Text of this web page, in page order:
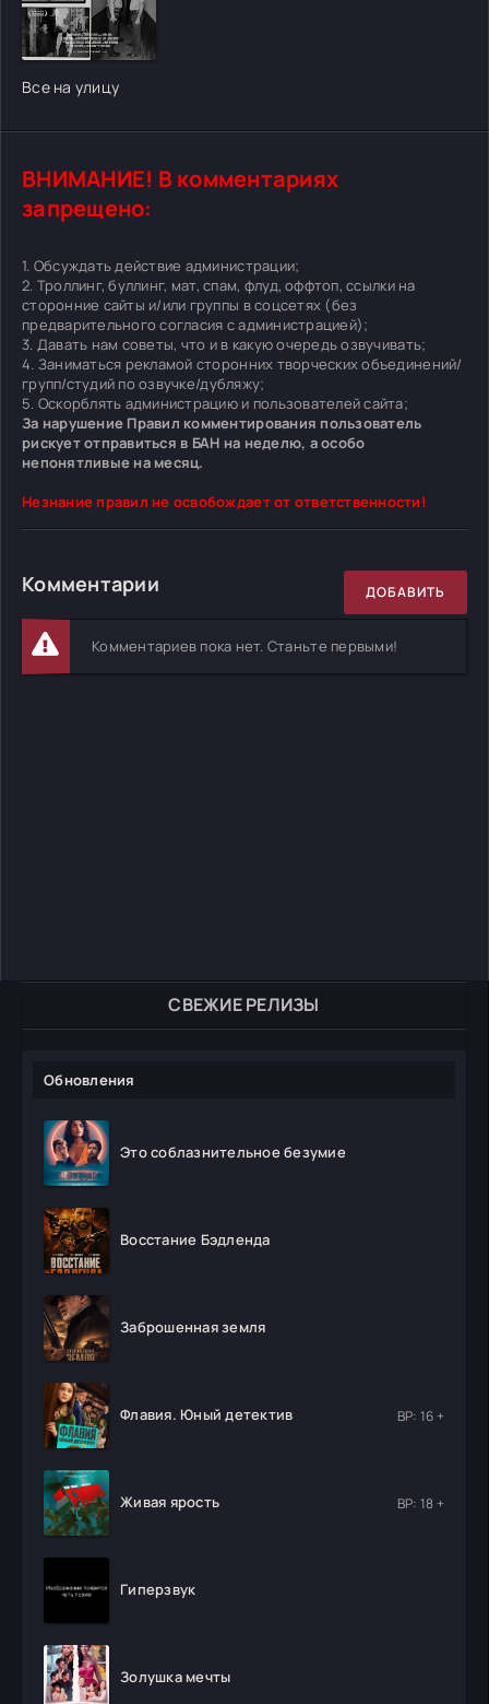
СВЕЖИЕ РЕЛИЗЫ
Обновления
Это соблазнительное безумие
Восстание Бэдленда
Заброшенная земля
Флавия. Юный детектив ВР: 16 +
Живая ярость ВР: 18 +
Гиперзвук
Золушка мечты
[/xfgiven_cvh_poster_urlcvh_poster_url]
Все на улицу
ВНИМАНИЕ! В комментариях
запрещено:
1. Обсуждать действие администрации;
2. Троллинг, буллинг, мат, спам, флуд, оффтоп, ссылки на
сторонние сайты и/или группы в соцсетях (без
предварительного согласия с администрацией);
3. Давать нам советы, что и в какую очередь озвучивать;
4. Заниматься рекламой сторонних творческих объединений/
групп/студий по озвучке/дубляжу;
5. Оскорблять администрацию и пользователей сайта;
За нарушение Правил комментирования пользователь
рискует отправиться в БАН на неделю, а особо
непонятливые на месяц.
Незнание правил не освобождает от ответственности!
Комментарии ДОБАВИТЬ
Комментариев пока нет. Станьте первыми!